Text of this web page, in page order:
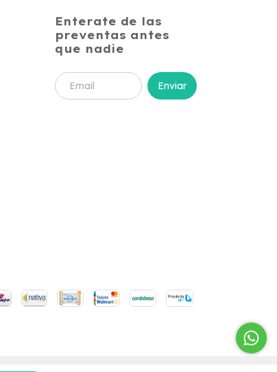
Enterate de las
preventas antes
que nadie